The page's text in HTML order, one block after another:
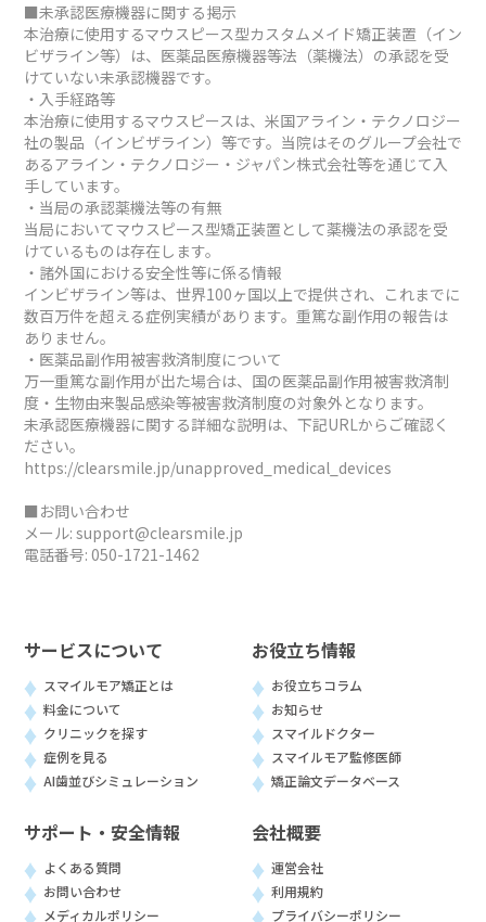
■未承認医療機器に関する掲示
本治療に使用するマウスピース型カスタムメイド矯正装置（イン
ビザライン等）は、医薬品医療機器等法（薬機法）の承認を受
けていない未承認機器です。
・入手経路等
本治療に使用するマウスピースは、米国アライン・テクノロジー
社の製品（インビザライン）等です。当院はそのグループ会社で
あるアライン・テクノロジー・ジャパン株式会社等を通じて入
手しています。
・当局の承認薬機法等の有無
当局においてマウスピース型矯正装置として薬機法の承認を受
けているものは存在します。
・諸外国における安全性等に係る情報
インビザライン等は、世界100ヶ国以上で提供され、これまでに
数百万件を超える症例実績があります。重篤な副作用の報告は
ありません。
・医薬品副作用被害救済制度について
万一重篤な副作用が出た場合は、国の医薬品副作用被害救済制
度・生物由来製品感染等被害救済制度の対象外となります。
未承認医療機器に関する詳細な説明は、下記URLからご確認く
ださい。
https://clearsmile.jp/unapproved_medical_devices
■お問い合わせ
メール: support@clearsmile.jp
電話番号: 050-1721-1462
サービスについて
スマイルモア矯正とは
料金について
クリニックを探す
症例を見る
AI歯並びシミュレーション
お役立ち情報
お役立ちコラム
お知らせ
スマイルドクター
スマイルモア監修医師
矯正論文データベース
サポート・安全情報
よくある質問
お問い合わせ
メディカルポリシー
会社概要
運営会社
利用規約
プライバシーポリシー